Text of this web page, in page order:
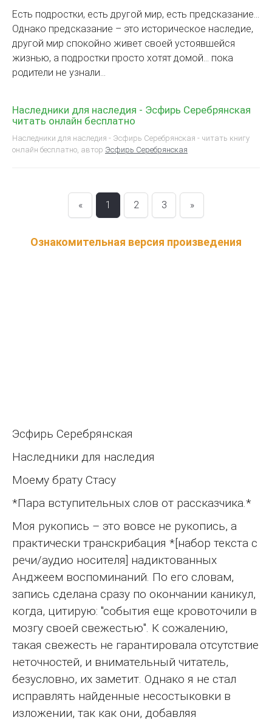
Есть подростки, есть другой мир, есть предсказание…
Однако предсказание – это историческое наследие,
другой мир спокойно живет своей устоявшейся
жизнью, а подростки просто хотят домой… пока
родители не узнали…
Наследники для наследия - Эсфирь Серебрянская
читать онлайн бесплатно
Наследники для наследия - Эсфирь Серебрянская - читать книгу
онлайн бесплатно, автор Эсфирь Серебрянская
« 1 2 3 »
Ознакомительная версия произведения
Эсфирь Серебрянская
Наследники для наследия
Моему брату Стасу
*Пара вступительных слов от рассказчика.*
Моя рукопись – это вовсе не рукопись, а
практически транскрибация *[набор текста с
речи/аудио носителя] надиктованных
Анджеем воспоминаний. По его словам,
запись сделана сразу по окончании каникул,
когда, цитирую: "события еще кровоточили в
мозгу своей свежестью". К сожалению,
такая свежесть не гарантировала отсутствие
неточностей, и внимательный читатель,
безусловно, их заметит. Однако я не стал
исправлять найденные несостыковки в
изложении, так как они, добавляя